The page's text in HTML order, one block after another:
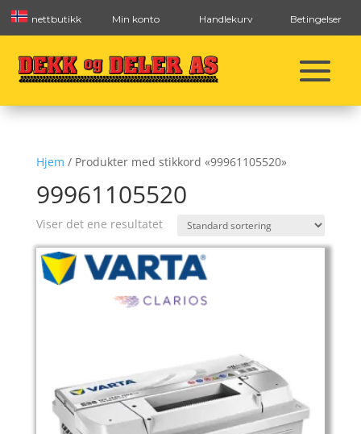
nettbutikk Min konto Handlekurv Betingelser
Hjem / Produkter med stikkord «99961105520»
99961105520
Viser det ene resultatet